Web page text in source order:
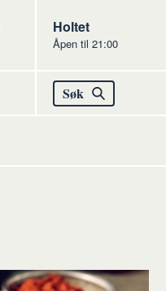
Jacobs
Holtet
Åpen til 21:00
Søk